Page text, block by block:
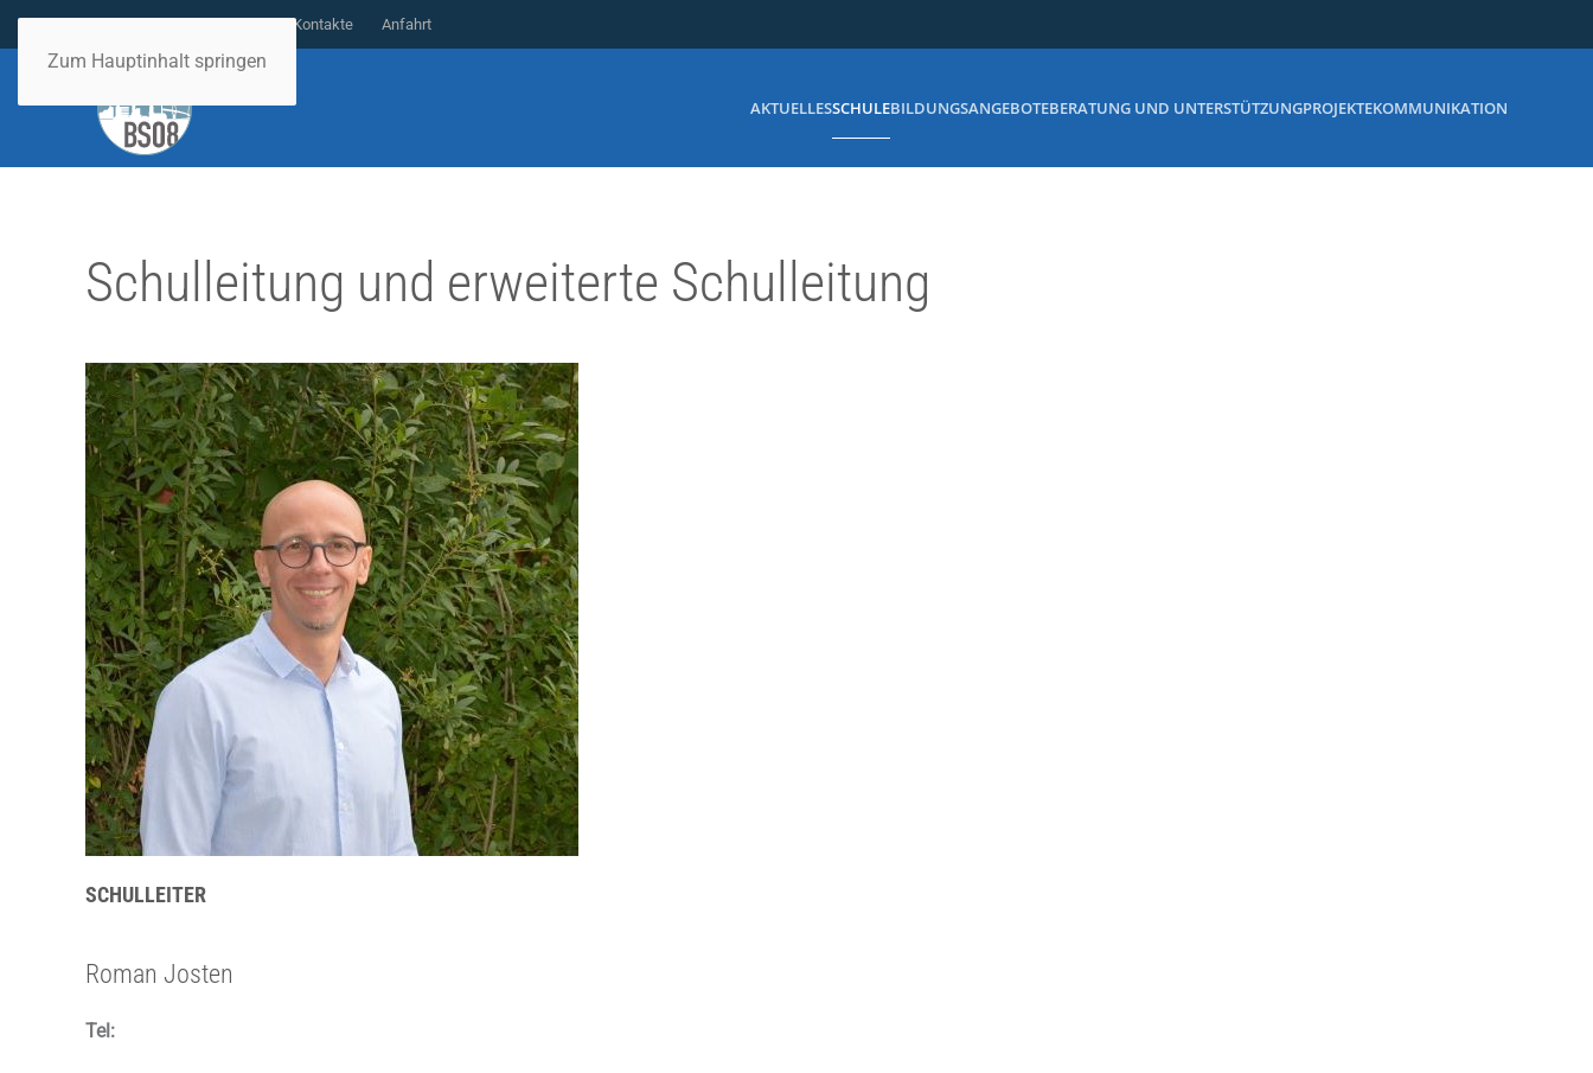
Zum Hauptinhalt springen
Kontakte Anfahrt
AKTUELLESSCHULEBILDUNGSANGEBOTEBERATUNG UND UNTERSTÜTZUNGPROJEKTEKOMMUNIKATION
Schul­leitung und erweiterte Schulleitung
SCHULLEITER
Roman Josten
Tel: